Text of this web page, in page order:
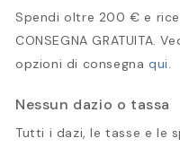
Spendi oltre 200 € e
CONSEGNA GRATUITA.
opzioni di consegna qui.
Nessun dazio o tassa
Tutti i dazi, le tasse e le